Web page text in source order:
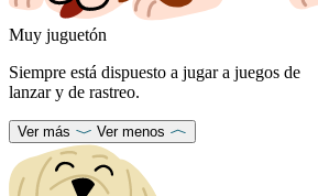
Muy juguetón
Siempre está dispuesto a jugar a juegos de
lanzar y de rastreo.
Ver más Ver menos